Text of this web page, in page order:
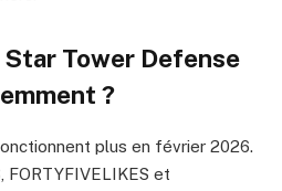
Tower Defense
?
plus en février 2026.
FORTYFIVELIKES et